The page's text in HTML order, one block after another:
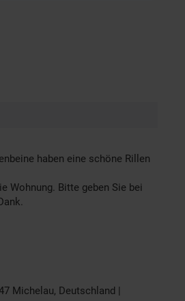
haben eine schöne Rillen
Wohnung. Bitte geben Sie bei
Michelau, Deutschland |